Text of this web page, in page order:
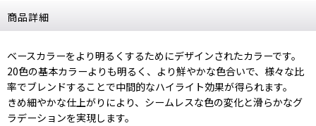
商品詳細
ベースカラーをより明るくするためにデザインされたカラーです。
20色の基本カラーよりも明るく、より鮮やかな色合いで、様々な比
率でブレンドすることで中間的なハイライト効果が得られます。
きめ細やかな仕上がりにより、シームレスな色の変化と滑らかなグ
ラデーションを実現します。